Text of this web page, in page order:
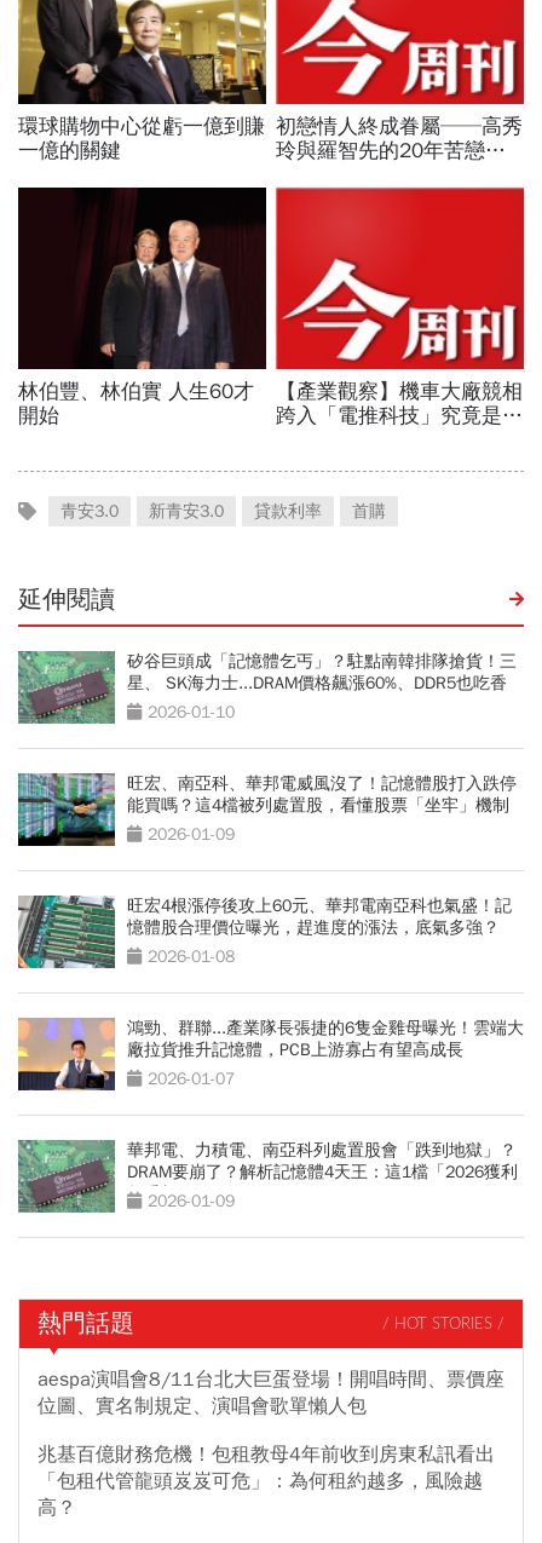
青安3.0 新青安3.0 貸款利率 首購
延伸閱讀
矽谷巨頭成「記憶體乞丐」？駐點南韓排隊搶貨！三
星、 SK海力士...DRAM價格飆漲60%、DDR5也吃香
2026-01-10
旺宏、南亞科、華邦電威風沒了！記憶體股打入跌停
能買嗎？這4檔被列處置股，看懂股票「坐牢」機制
2026-01-09
旺宏4根漲停後攻上60元、華邦電南亞科也氣盛！記
憶體股合理價位曝光，趕進度的漲法，底氣多強？
2026-01-08
鴻勁、群聯...產業隊長張捷的6隻金雞母曝光！雲端大
廠拉貨推升記憶體，PCB上游寡占有望高成長
2026-01-07
華邦電、力積電、南亞科列處置股會「跌到地獄」？
DRAM要崩了？解析記憶體4天王：這1檔「2026獲利
超乎想像」
2026-01-09
熱門話題 / HOT STORIES /
aespa演唱會8/11台北大巨蛋登場！開唱時間、票價座
位圖、實名制規定、演唱會歌單懶人包
兆基百億財務危機！包租教母4年前收到房東私訊看出
「包租代管龍頭岌岌可危」：為何租約越多，風險越
高？